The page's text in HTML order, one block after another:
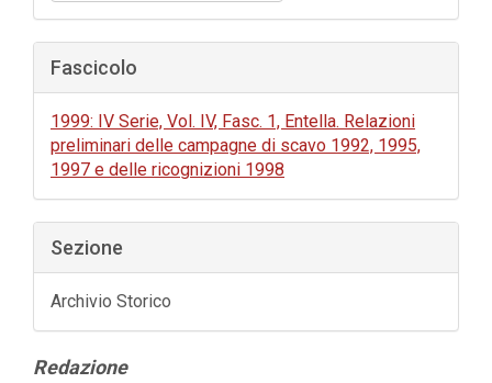
Fascicolo
1999: IV Serie, Vol. IV, Fasc. 1, Entella. Relazioni
preliminari delle campagne di scavo 1992, 1995,
1997 e delle ricognizioni 1998
Sezione
Archivio Storico
Contenuto
Redazione